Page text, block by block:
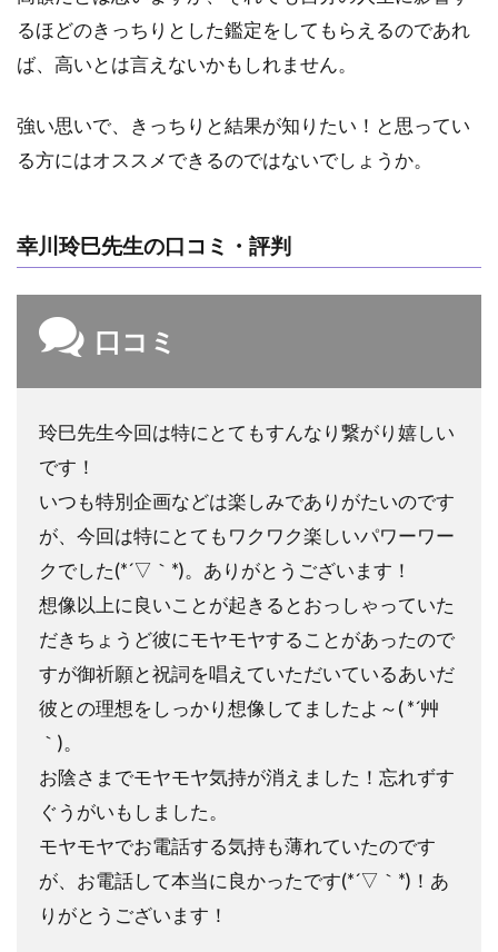
るほどのきっちりとした鑑定をしてもらえるのであれ
ば、高いとは言えないかもしれません。
強い思いで、きっちりと結果が知りたい！と思ってい
る方にはオススメできるのではないでしょうか。
幸川玲巳先生の口コミ・評判
口コミ
玲巳先生今回は特にとてもすんなり繋がり嬉しい
です！
いつも特別企画などは楽しみでありがたいのです
が、今回は特にとてもワクワク楽しいパワーワー
クでした(*´▽｀*)。ありがとうございます！
想像以上に良いことが起きるとおっしゃっていた
だきちょうど彼にモヤモヤすることがあったので
すが御祈願と祝詞を唱えていただいているあいだ
彼との理想をしっかり想像してましたよ～( *´艸
｀)。
お陰さまでモヤモヤ気持が消えました！忘れずす
ぐうがいもしました。
モヤモヤでお電話する気持も薄れていたのです
が、お電話して本当に良かったです(*´▽｀*)！あ
りがとうございます！